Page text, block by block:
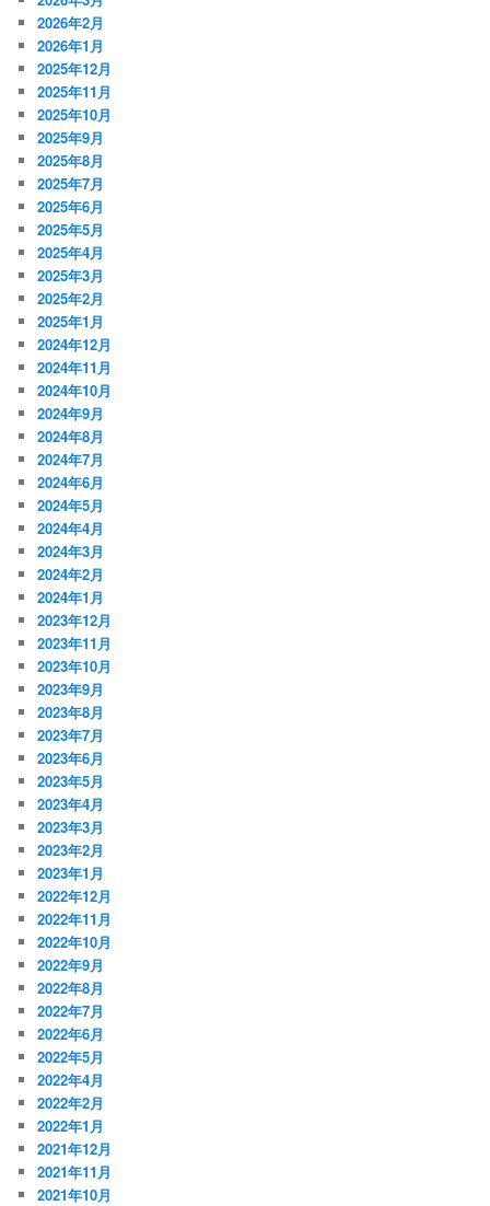
2026年2月
2026年1月
2025年12月
2025年11月
2025年10月
2025年9月
2025年8月
2025年7月
2025年6月
2025年5月
2025年4月
2025年3月
2025年2月
2025年1月
2024年12月
2024年11月
2024年10月
2024年9月
2024年8月
2024年7月
2024年6月
2024年5月
2024年4月
2024年3月
2024年2月
2024年1月
2023年12月
2023年11月
2023年10月
2023年9月
2023年8月
2023年7月
2023年6月
2023年5月
2023年4月
2023年3月
2023年2月
2023年1月
2022年12月
2022年11月
2022年10月
2022年9月
2022年8月
2022年7月
2022年6月
2022年5月
2022年4月
2022年2月
2022年1月
2021年12月
2021年11月
2021年10月